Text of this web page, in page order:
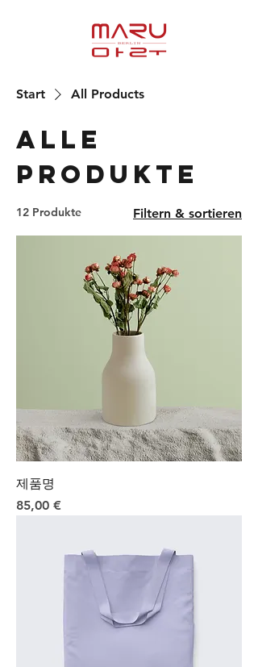
Start All Products
Alle
Produkte
12 Produkte Filtern & sortieren
제품명
Preis
85,00 €